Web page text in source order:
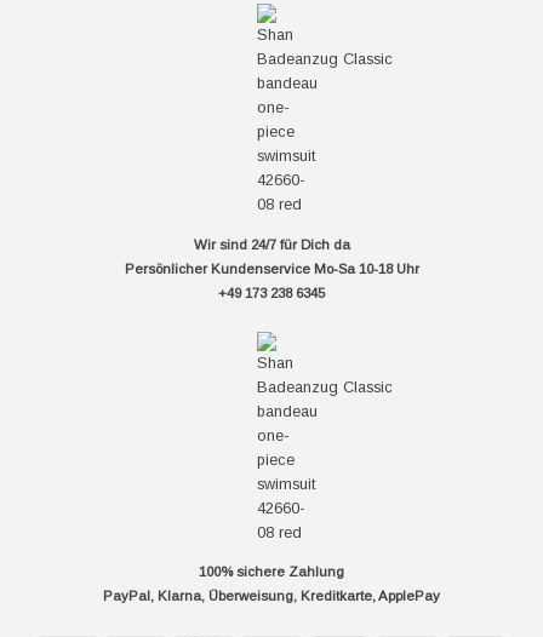
Wir sind 24/7 für Dich da
Persönlicher Kundenservice Mo-Sa 10-18 Uhr
+49 173 238 6345
100% sichere Zahlung
PayPal, Klarna, Überweisung, Kreditkarte, ApplePay